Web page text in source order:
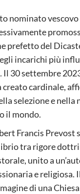
nominato
prefetto del
incarichi più
Il 30 settembre
creato cardinale,
selezione e nella
il mondo.
Francis Prevost
tra rigore
unito a
e religiosa.
di una